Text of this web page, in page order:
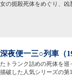
の扼殺死体をめぐり、
夜便一三○列車（
トランク詰めの死体を
破した人気シリーズの第